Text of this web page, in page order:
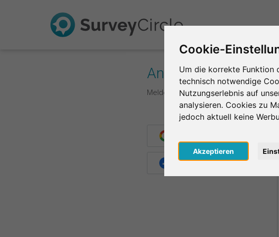
Cookie-
Um die korrekte Funktion
technisch notwendige
Nutzungserlebnis auf
analysieren. Cookies zu
jedoch aktuell keine
Akzeptieren
Anmelden
Melde dich hier mit deinen
Weiter mit Facebook